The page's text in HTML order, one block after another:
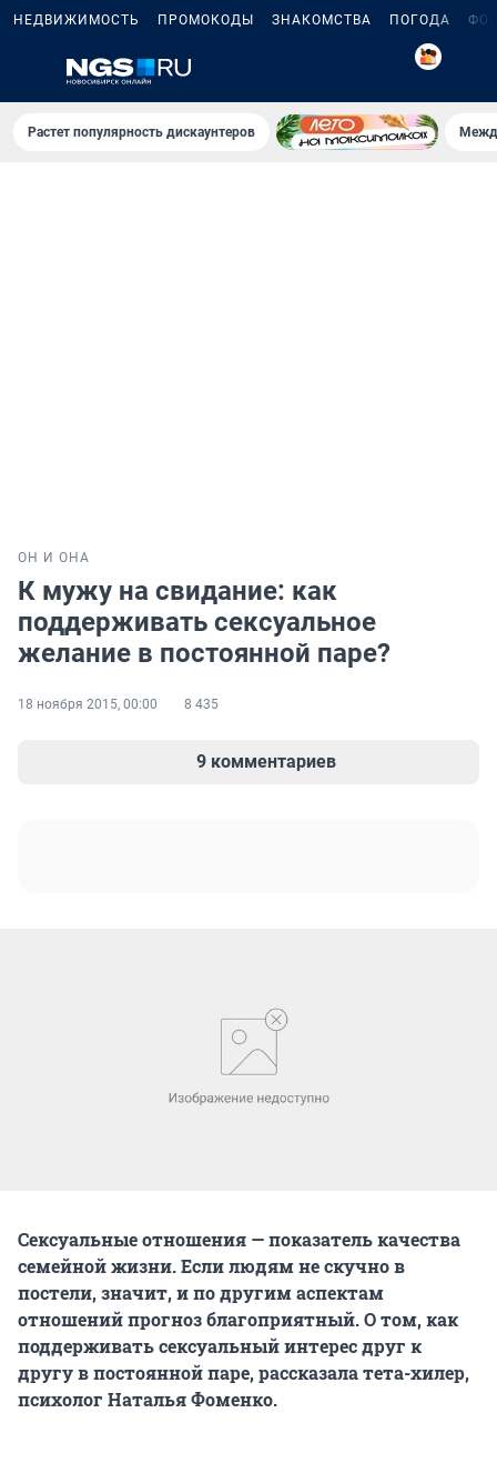
НЕДВИЖИМОСТЬ ПРОМОКОДЫ ЗНАКОМСТВА ПОГОДА
5
Растет популярность дискаунтеров
ОН И ОНА
К мужу на свидание: как
поддерживать сексуальное
желание в постоянной паре?
18 ноября 2015, 00:00 8 435
9 комментариев
Сексуальные отношения — показатель качества
семейной жизни. Если людям не скучно в
постели, значит, и по другим аспектам
отношений прогноз благоприятный. О том, как
поддерживать сексуальный интерес друг к
другу в постоянной паре, рассказала тета-хилер,
психолог Наталья Фоменко.